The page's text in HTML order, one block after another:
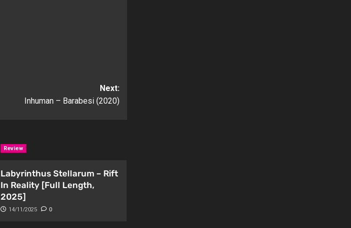
Next:
Inhuman – Barabesi (2020)
Review
Labyrinthus Stellarum – Rift
In Reality [Full Length,
2025]
14/11/2025 0